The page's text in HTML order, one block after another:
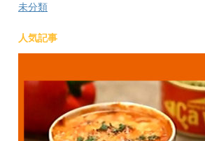
未分類
人気記事